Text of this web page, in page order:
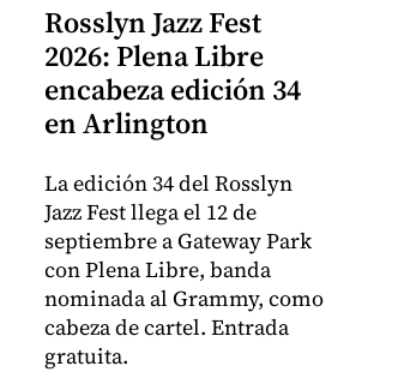
Rosslyn Jazz Fest
2026: Plena Libre
encabeza edición 34
en Arlington
La edición 34 del Rosslyn
Jazz Fest llega el 12 de
septiembre a Gateway Park
con Plena Libre, banda
nominada al Grammy, como
cabeza de cartel. Entrada
gratuita.